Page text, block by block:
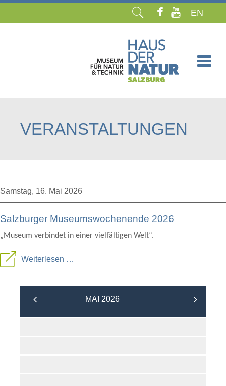
EN
VERANSTALTUNGEN
Samstag, 16. Mai 2026
Salzburger Museumswochenende 2026
„Museum verbindet in einer vielfältigen Welt“.
Weiterlesen …
Museumswochenende
MAI 2026